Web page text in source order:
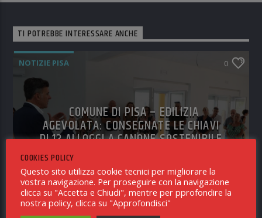
TI POTREBBE INTERESSARE ANCHE
NOTIZIE PISA 0
COMUNE DI PISA – EDILIZIA
AGEVOLATA: CONSEGNATE LE CHIAVI
DI 12 ALLOGGI A CANONE SOSTENIBILE
REALIZZATI IN VIA ARNO
RICEVUTO IN REDAZIONE
5 AGOSTO 2026
COOKIES POLICY
Questo sito utilizza cookie tecnici per migliorare la
vostra navigazione. Per proseguire con la navigazione
clicca su "Accetta e Chiudi", mentre per pprofondire la
nostra policy, clicca su "Approfondisci"